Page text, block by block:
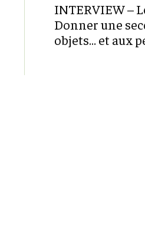
INTERVIEW –
Donner une
objets… et aux